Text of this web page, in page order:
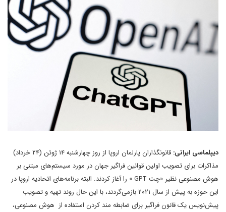
دیپلماسی ایرانی:
قانونگذاران پارلمان اروپا از روز چهارشنبه ۱۴ ژوئن (۲۴ خرداد)
مذاکرات برای تصویب اولین قوانین فراگیر جهان در مورد سیستم‌های مبتنی بر
هوش مصنوعی نظیر «چت GPT » را آغاز کردند. البته برنامه‌های اتحادیه اروپا در
این حوزه به پیش از سال ۲۰۲۱ بازمی‌گردند، با این حال روند تهیه و تصویب
پیش‌نویس یک قانون فراگیر برای ضابطه مند کردن استفاده از هوش مصنوعی،